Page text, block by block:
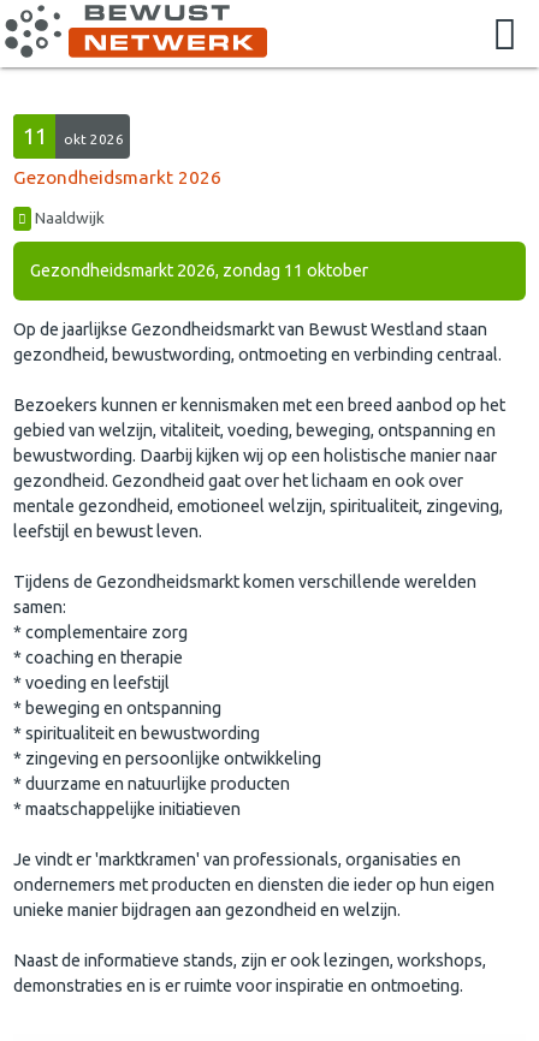
11 okt 2026
Gezondheidsmarkt 2026
Naaldwijk
Gezondheidsmarkt 2026, zondag 11 oktober
Op de jaarlijkse Gezondheidsmarkt van Bewust Westland staan
gezondheid, bewustwording, ontmoeting en verbinding centraal.
Bezoekers kunnen er kennismaken met een breed aanbod op het
gebied van welzijn, vitaliteit, voeding, beweging, ontspanning en
bewustwording. Daarbij kijken wij op een holistische manier naar
gezondheid. Gezondheid gaat over het lichaam en ook over
mentale gezondheid, emotioneel welzijn, spiritualiteit, zingeving,
leefstijl en bewust leven.
Tijdens de Gezondheidsmarkt komen verschillende werelden
samen:
* complementaire zorg
* coaching en therapie
* voeding en leefstijl
* beweging en ontspanning
* spiritualiteit en bewustwording
* zingeving en persoonlijke ontwikkeling
* duurzame en natuurlijke producten
* maatschappelijke initiatieven
Je vindt er 'marktkramen' van professionals, organisaties en
ondernemers met producten en diensten die ieder op hun eigen
unieke manier bijdragen aan gezondheid en welzijn.
Naast de informatieve stands, zijn er ook lezingen, workshops,
demonstraties en is er ruimte voor inspiratie en ontmoeting.